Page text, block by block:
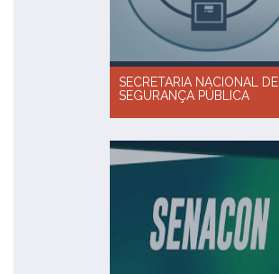
SECRETARIA NACIONAL DE
SEGURANÇA PÚBLICA